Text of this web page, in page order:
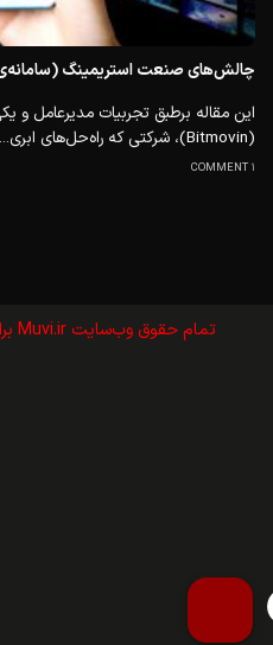
چالش‌های صنعت استریمینگ
این مقاله برطبق تجربیات مدیر‌عامل و
(Bitmovin)، شرکتی که راه‌حل‌های ابری...
1 COMMENT
تمام حقوق وب‌سايت Muvi.ir برای